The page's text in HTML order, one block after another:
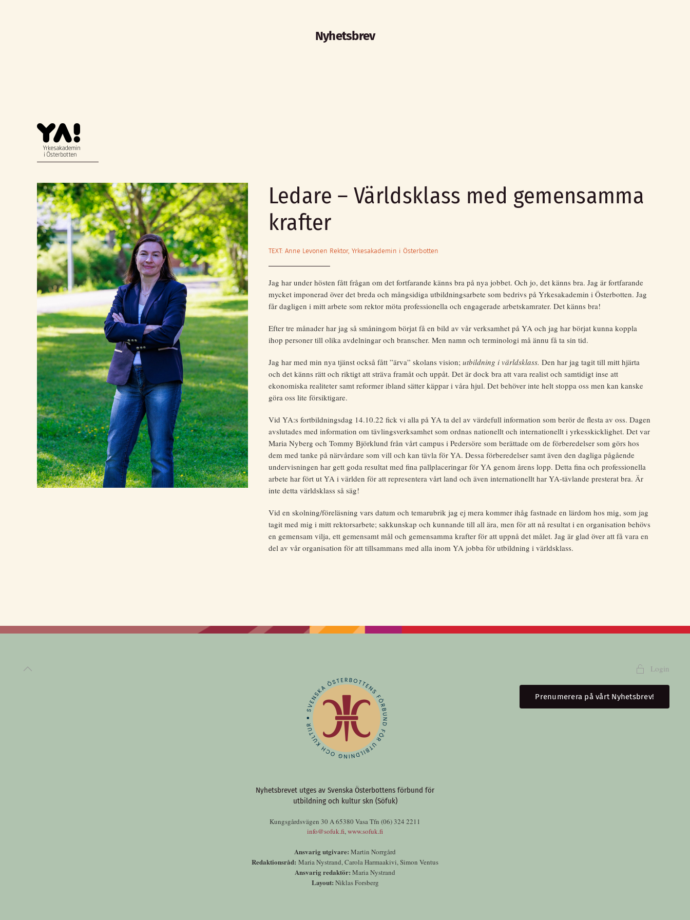
Nyhetsbrev
Ledare – Världsklass med gemensamma
krafter
TEXT: Anne Levonen Rektor, Yrkesakademin i Österbotten
Jag har under hösten fått frågan om det fortfarande känns bra på nya jobbet. Och jo, det känns bra. Jag är fortfarande
mycket imponerad över det breda och mångsidiga utbildningsarbete som bedrivs på Yrkesakademin i Österbotten. Jag
får dagligen i mitt arbete som rektor möta professionella och engagerade arbetskamrater. Det känns bra!
Efter tre månader har jag så småningom börjat få en bild av vår verksamhet på YA och jag har börjat kunna koppla
ihop personer till olika avdelningar och branscher. Men namn och terminologi må ännu få ta sin tid.
Jag har med min nya tjänst också fått ”ärva” skolans vision; utbildning i världsklass. Den har jag tagit till mitt hjärta
och det känns rätt och riktigt att sträva framåt och uppåt. Det är dock bra att vara realist och samtidigt inse att
ekonomiska realiteter samt reformer ibland sätter käppar i våra hjul. Det behöver inte helt stoppa oss men kan kanske
göra oss lite försiktigare.
Vid YA:s fortbildningsdag 14.10.22 fick vi alla på YA ta del av värdefull information som berör de flesta av oss. Dagen
avslutades med information om tävlingsverksamhet som ordnas nationellt och internationellt i yrkesskicklighet. Det var
Maria Nyberg och Tommy Björklund från vårt campus i Pedersöre som berättade om de förberedelser som görs hos
dem med tanke på närvårdare som vill och kan tävla för YA. Dessa förberedelser samt även den dagliga pågående
undervisningen har gett goda resultat med fina pallplaceringar för YA genom årens lopp. Detta fina och professionella
arbete har fört ut YA i världen för att representera vårt land och även internationellt har YA-tävlande presterat bra. Är
inte detta världsklass så säg!
Vid en skolning/föreläsning vars datum och temarubrik jag ej mera kommer ihåg fastnade en lärdom hos mig, som jag
tagit med mig i mitt rektorsarbete; sakkunskap och kunnande till all ära, men för att nå resultat i en organisation behövs
en gemensam vilja, ett gemensamt mål och gemensamma krafter för att uppnå det målet. Jag är glad över att få vara en
del av vår organisation för att tillsammans med alla inom YA jobba för utbildning i världsklass.
Nyhetsbrevet utges av Svenska Österbottens förbund för
utbildning och kultur skn (Söfuk)
Kungsgårdsvägen 30 A 65380 Vasa Tfn (06) 324 2211
info@sofuk.fi,www.sofuk.fi
Ansvarig utgivare: Martin Norrgård
Redaktionsråd: Maria Nystrand, Carola Harmaakivi, Simon Ventus
Ansvarig redaktör: Maria Nystrand
Layout: Niklas Forsberg
Login
Prenumerera på vårt Nyhetsbrev!